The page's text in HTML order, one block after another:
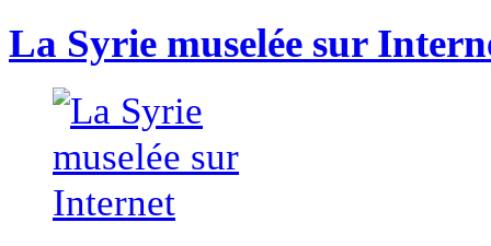
La Syrie muselée sur